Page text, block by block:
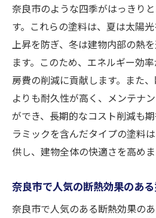
奈良市のような四季がはっきり
す。これらの塗料は、夏は太陽
上昇を防ぎ、冬は建物内部の熱
ます。このため、エネルギー効
房費の削減に貢献します。また
よりも耐久性が高く、メンテナ
ができ、長期的なコスト削減も
ラミックを含んだタイプの塗料
供し、建物全体の快適さを高めま
奈良市で人気の断熱効果のあ
奈良市で人気のある断熱効果の